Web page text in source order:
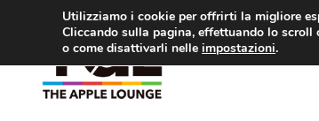
contenuto
Utilizziamo i cookie per offrirti la migliore
Cliccando sulla pagina, effettuando lo
o come disattivarli nelle impostazioni.